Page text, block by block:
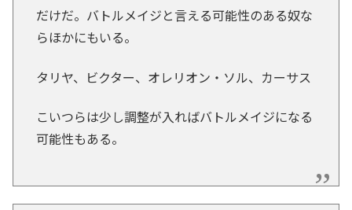
だけだ。バトルメイジと言える可能性のある奴な
らほかにもいる。
タリヤ、ビクター、オレリオン・ソル、カーサス
こいつらは少し調整が入ればバトルメイジになる
可能性もある。